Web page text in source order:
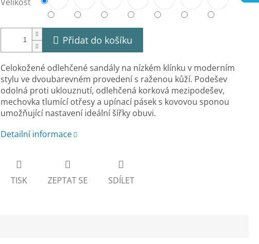
Přidat do košíku
Celokožené odlehčené sandály na nízkém klínku v moderním
stylu ve dvoubarevném provedení s raženou kůží. Podešev
odolná proti uklouznutí, odlehčená korková mezipodešev,
mechovka tlumící otřesy a upínací pásek s kovovou sponou
umožňující nastavení ideální šířky obuvi.
Detailní informace
TISK ZEPTAT SE SDÍLET